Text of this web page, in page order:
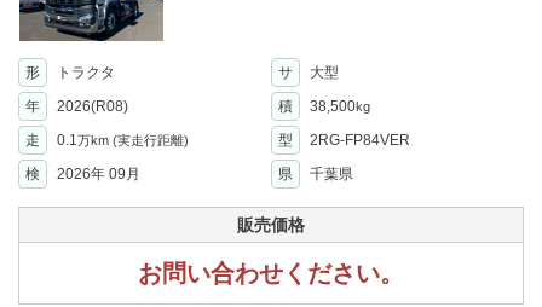
形 トラクタ サ
大型
年
2026(R08) 積 38,500kg
走 0.1万km (実走行距離) 型
2RG-FP84VER
検
2026年 09月 県 千葉県
販売価格
お問い合わせください。